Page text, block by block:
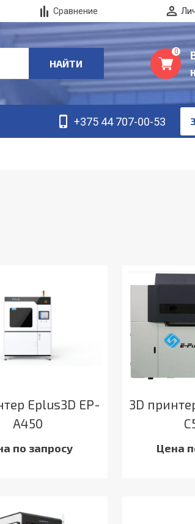
Сравнение
НАЙТИ
0
+375 44 707-00-53
Eplus3D EP-
A450
по запросу
3D
Цена